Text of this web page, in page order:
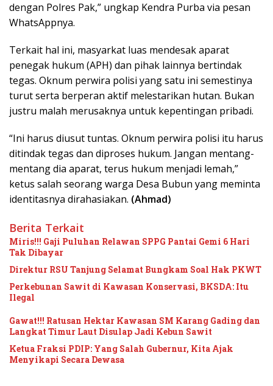
dengan Polres Pak,” ungkap Kendra Purba via pesan
WhatsAppnya.
Terkait hal ini, masyarkat luas mendesak aparat
penegak hukum (APH) dan pihak lainnya bertindak
tegas. Oknum perwira polisi yang satu ini semestinya
turut serta berperan aktif melestarikan hutan. Bukan
justru malah merusaknya untuk kepentingan pribadi.
“Ini harus diusut tuntas. Oknum perwira polisi itu harus
ditindak tegas dan diproses hukum. Jangan mentang-
mentang dia aparat, terus hukum menjadi lemah,”
ketus salah seorang warga Desa Bubun yang meminta
identitasnya dirahasiakan. (Ahmad)
Berita Terkait
Miris!!! Gaji Puluhan Relawan SPPG Pantai Gemi 6 Hari
Tak Dibayar
Direktur RSU Tanjung Selamat Bungkam Soal Hak PKWT
Perkebunan Sawit di Kawasan Konservasi, BKSDA: Itu
Ilegal
Gawat!!! Ratusan Hektar Kawasan SM Karang Gading dan
Langkat Timur Laut Disulap Jadi Kebun Sawit
Ketua Fraksi PDIP: Yang Salah Gubernur, Kita Ajak
Menyikapi Secara Dewasa